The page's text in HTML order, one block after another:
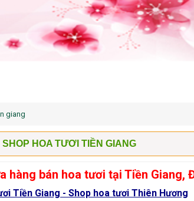
giang
hàng bán hoa tươi tại Tiền Giang,